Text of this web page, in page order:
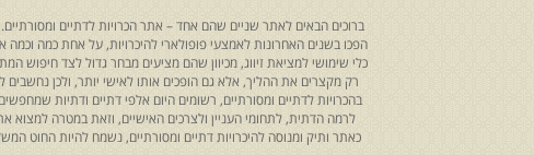
ברוכים הבאים לאתר שניים שהם אחד – אתר הכרויות לדתיים
הפכו בשנים האחרונות לאמצעי פופולארי להיכרויות, על אחת כמה וכמה
כלי שימושי למציאת זיווג, מכיוון שהם מציעים מבחר גדול לצד חיפוש
רק מקצרים את ההליך, אלא גם הופכים אותו לאישי יותר, ולכן
בהכרויות לדתיים ומסורתיים, רשומים היום אלפי דתיים ודתיות
לרמה הדתית, לתחומי העניין ולצרכים האישיים, וזאת במטרה
כאתר ותיק ומנוסה להיכרויות דתיים ומסורתיים, נשמח להיות